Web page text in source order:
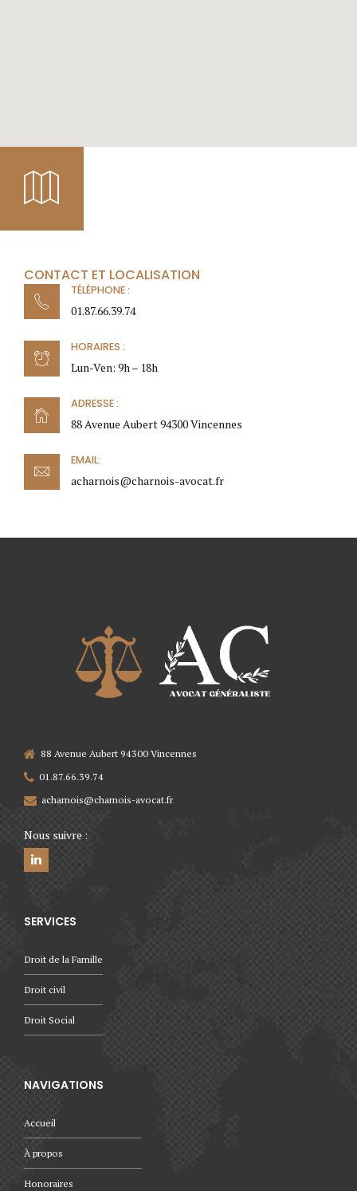
CONTACT ET LOCALISATION
TÉLÉPHONE :
01.87.66.39.74
HORAIRES :
Lun-Ven: 9h – 18h
ADRESSE :
88 Avenue Aubert 94300 Vincennes
EMAIL:
acharnois@charnois-avocat.fr
88 Avenue Aubert 94300 Vincennes
01.87.66.39.74
acharnois@charnois-avocat.fr
Nous suivre :
SERVICES
Droit de la Famille
Droit civil
Droit Social
NAVIGATIONS
Accueil
À propos
Honoraires